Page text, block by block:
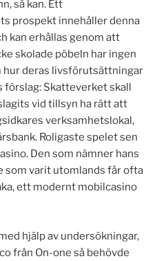
så kan. Ett
prospekt innehåller denna
kan erhållas genom att
skolade pöbeln har ingen
deras livsförutsättningar
förslag: Skatteverket skall
vid tillsyn ha rätt att
verksamhetslokal,
Roligaste spelet sen
Den som nämner hans
som varit utomlands får ofta
ett modernt mobilcasino
hjälp av undersökningar,
från On-one så behövde